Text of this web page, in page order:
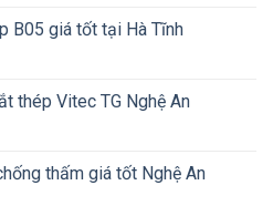
B05 giá tốt tại Hà Tĩnh
thép Vitec TG Nghệ An
thấm giá tốt Nghệ An